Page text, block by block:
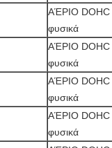
ΑΈΡΙΟ DOHC
φυσικά
ΑΈΡΙΟ DOHC
φυσικά
ΑΈΡΙΟ DOHC
φυσικά
ΑΈΡΙΟ DOHC
φυσικά